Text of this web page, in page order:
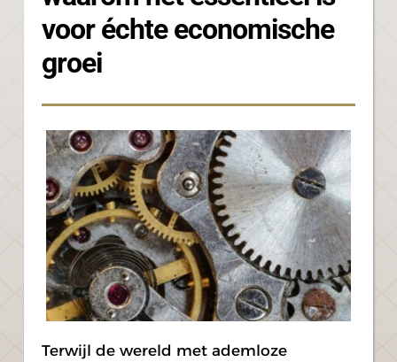
voor échte economische
groei
Terwijl de wereld met ademloze